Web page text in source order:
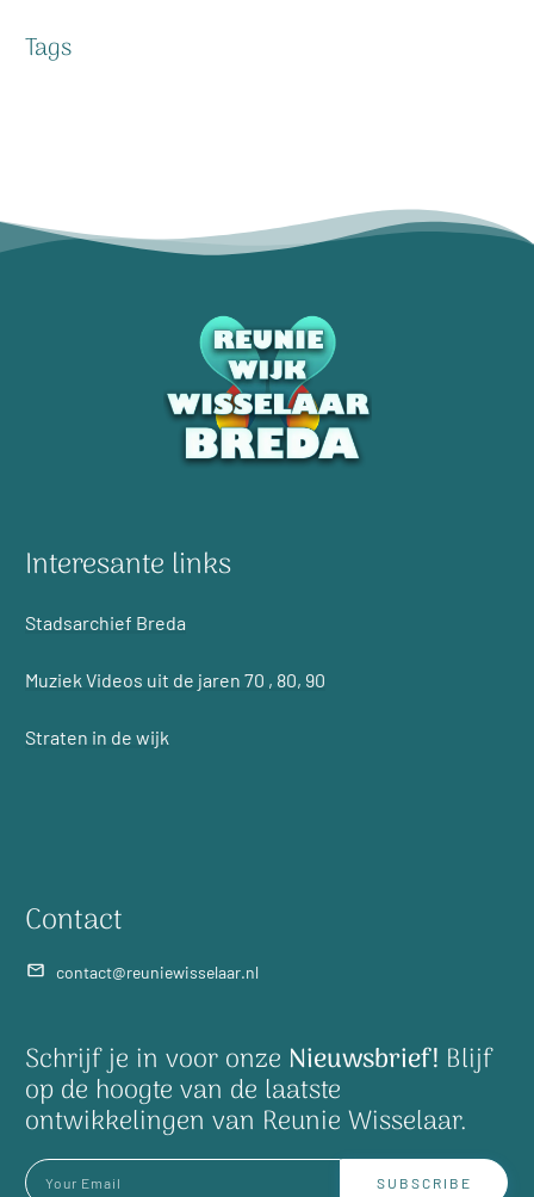
Tags
Interesante links
Stadsarchief Breda
Muziek Videos uit de jaren 70 , 80, 90
Straten in de wijk
Contact
contact@reuniewisselaar.nl
Schrijf je in voor onze Nieuwsbrief! Blijf
op de hoogte van de laatste
ontwikkelingen van Reunie Wisselaar.
SUBSCRIBE